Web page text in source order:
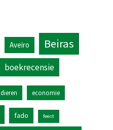
Aveiro Beiras
boekrecensie
dieren economie
fado feest